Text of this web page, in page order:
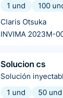
1 und
100
Claris Otsuka
INVIMA 2023M-
Solucion cs
Solución
1 und
50 und